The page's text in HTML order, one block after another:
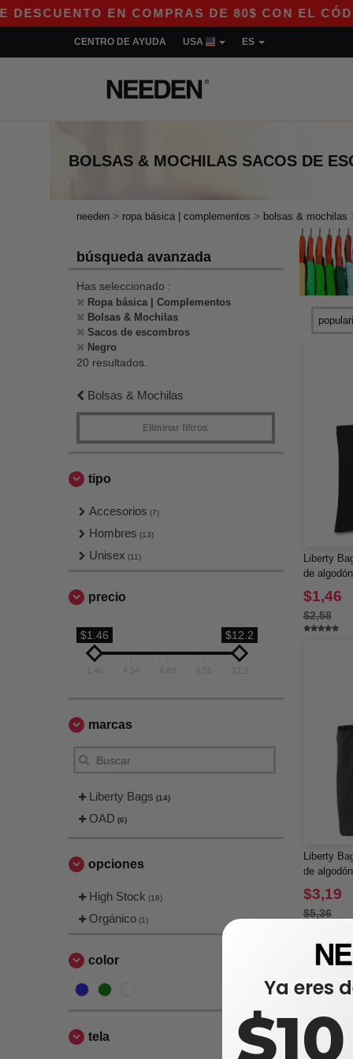
EN COMPRAS DE 80$ CON EL CÓDIGO
CENTRO DE AYUDA USA ES
BOLSAS & MOCHILAS SACOS DE
needen > ropa básica | complementos > bolsas & mochilas
búsqueda avanzada
Has seleccionado :
Ropa básica | Complementos
Bolsas & Mochilas
Sacos de escombros
Negro
20 resultados.
Bolsas & Mochilas
Eliminar filtros
tipo
Accesorios (7)
Hombres (13)
Unisex (11)
precio
$1.46 $12.2
1.46 4.14 6.83 9.51
marcas
Liberty Bags (14)
OAD (6)
opciones
High Stock (18)
Orgánico (1)
color
tela
Liberty
de
$1,46
$2,58
Liberty
de
$3,19
$5,36
Ya eres